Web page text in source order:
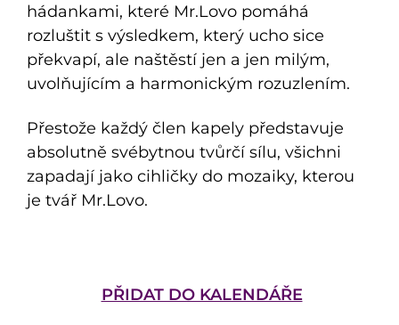
hádankami, které Mr.Lovo pomáhá
rozluštit s výsledkem, který ucho sice
překvapí, ale naštěstí jen a jen milým,
uvolňujícím a harmonickým rozuzlením.
Přestože každý člen kapely představuje
absolutně svébytnou tvůrčí sílu, všichni
zapadají jako cihličky do mozaiky, kterou
je tvář Mr.Lovo.
PŘIDAT DO KALENDÁŘE